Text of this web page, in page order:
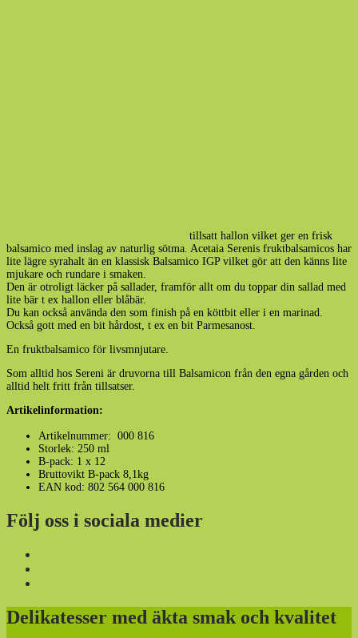
tillsatt hallon vilket ger en frisk
balsamico med inslag av naturlig sötma. Acetaia Serenis fruktbalsamicos har
lite lägre syrahalt än en klassisk Balsamico IGP vilket gör att den känns lite
mjukare och rundare i smaken.
Den är otroligt läcker på sallader, framför allt om du toppar din sallad med
lite bär t ex hallon eller blåbär.
Du kan också använda den som finish på en köttbit eller i en marinad.
Också gott med en bit hårdost, t ex en bit Parmesanost.
En fruktbalsamico för livsmnjutare.
Som alltid hos Sereni är druvorna till Balsamicon från den egna gården och
alltid helt fritt från tillsatser.
Artikelinformation:
Artikelnummer: 000 816
Storlek: 250 ml
B-pack: 1 x 12
Bruttovikt B-pack 8,1kg
EAN kod: 802 564 000 816
Följ oss i sociala medier
Delikatesser med äkta smak och kvalitet